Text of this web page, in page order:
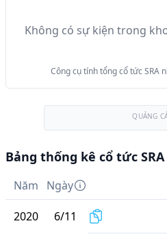
Không có sự kiện trong
Công cụ tính tổng cổ tức SRA
QUẢNG
Bảng thống kê cổ tức
Năm Ngày
2020 6/11